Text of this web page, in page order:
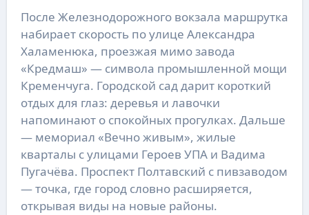
После Железнодорожного вокзала маршрутка
набирает скорость по улице Александра
Халаменюка, проезжая мимо завода
«Кредмаш» — символа промышленной мощи
Кременчуга. Городской сад дарит короткий
отдых для глаз: деревья и лавочки
напоминают о спокойных прогулках. Дальше
— мемориал «Вечно живым», жилые
кварталы с улицами Героев УПА и Вадима
Пугачёва. Проспект Полтавский с пивзаводом
— точка, где город словно расширяется,
открывая виды на новые районы.